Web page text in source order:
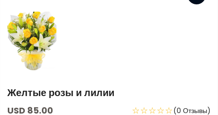
Желтые розы и лилии
USD 85.00 ☆☆☆☆☆(0 Отзывы)